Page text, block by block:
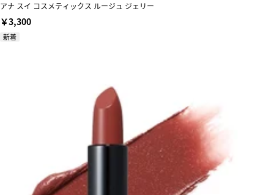
アナ スイ コスメティックス ルージュ ジェリー
￥3,300
新着